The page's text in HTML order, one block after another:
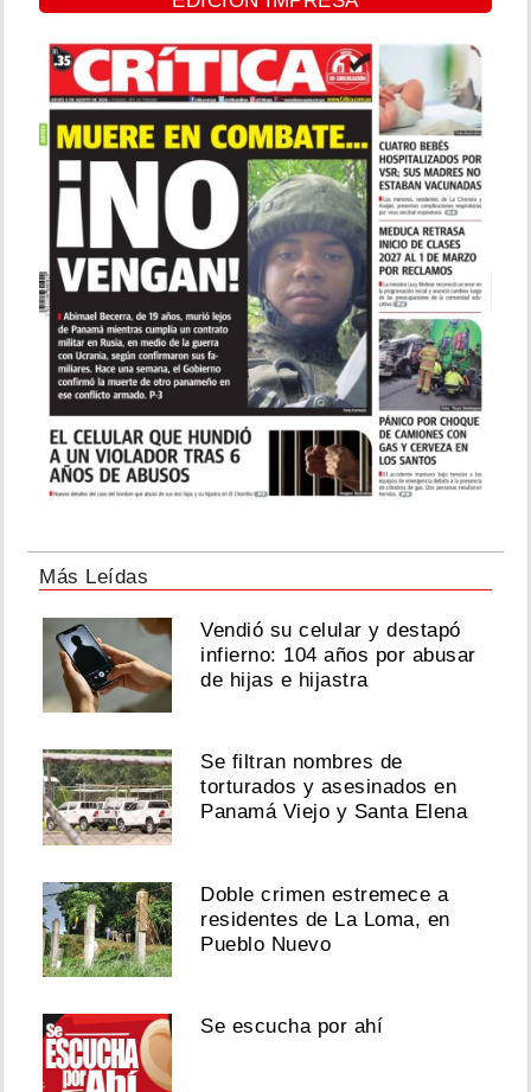
Más Leídas
Vendió su celular y destapó
infierno: 104 años por abusar
de hijas e hijastra
Se filtran nombres de
torturados y asesinados en
Panamá Viejo y Santa Elena
Doble crimen estremece a
residentes de La Loma, en
Pueblo Nuevo
Se escucha por ahí